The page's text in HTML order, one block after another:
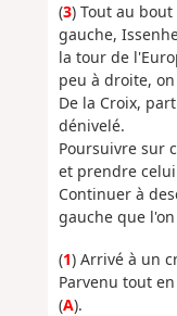
(3) Tout au
gauche,
la tour de
peu à droite,
De la Croix,
dénivelé.
Poursuivre sur
et prendre
Continuer à
gauche que
(1) Arrivé à un
Parvenu tout
(A).